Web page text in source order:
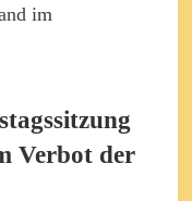
im
Verbot der